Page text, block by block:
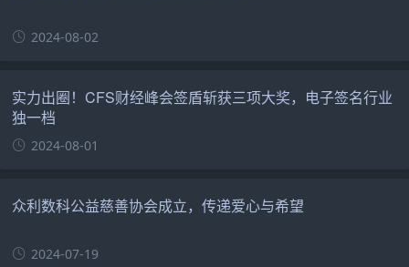
2024-08-02
实力出圈！CFS财经峰会签盾斩获三项大奖，电子签名行业
独一档
2024-08-01
众利数科公益慈善协会成立，传递爱心与希望
2024-07-19